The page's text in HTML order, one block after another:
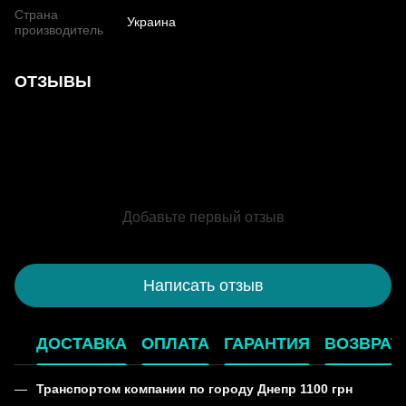
Страна
производитель
Украина
ОТЗЫВЫ
Добавьте первый отзыв
Написать отзыв
ДОСТАВКА ОПЛАТА ГАРАНТИЯ ВОЗВРАТ
Транспортом компании по городу Днепр 1100 грн